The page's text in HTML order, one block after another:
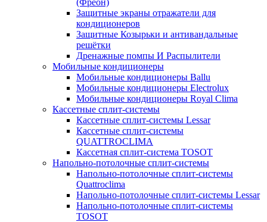
(Фреон)
Защитные экраны отражатели для
кондиционеров
Защитные Козырьки и антивандальные
решётки
Дренажные помпы И Распылители
Мобильные кондиционеры
Мобильные кондиционеры Ballu
Мобильные кондиционеры Electrolux
Мобильные кондиционеры Royal Clima
Кассетные сплит-системы
Кассетные сплит-системы Lessar
Кассетные сплит-системы
QUATTROCLIMA
Кассетная сплит-система TOSOT
Напольно-потолочные сплит-системы
Напольно-потолочные сплит-системы
Quattroclima
Напольно-потолочные сплит-системы Lessar
Напольно-потолочные сплит-системы
TOSOT